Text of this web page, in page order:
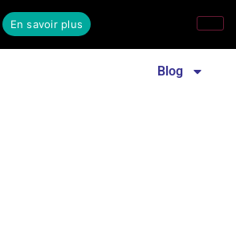
Communiqué de presse
Blog
En savoir plus